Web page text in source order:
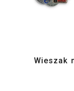
Wieszak